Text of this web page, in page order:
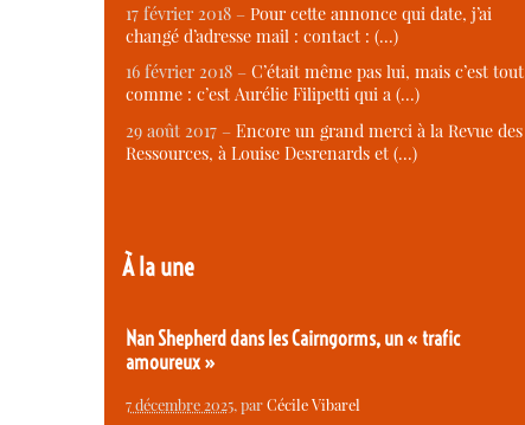
17 février 2018 – Pour cette annonce qui date, j’ai
changé d’adresse mail : contact : (…)
16 février 2018 – C’était même pas lui, mais c’est tout
comme : c’est Aurélie Filipetti qui a (…)
29 août 2017 – Encore un grand merci à la Revue des
Ressources, à Louise Desrenards et (…)
À la une
Nan Shepherd dans les Cairngorms, un « trafic
amoureux »
7 décembre 2025, parCécile Vibarel